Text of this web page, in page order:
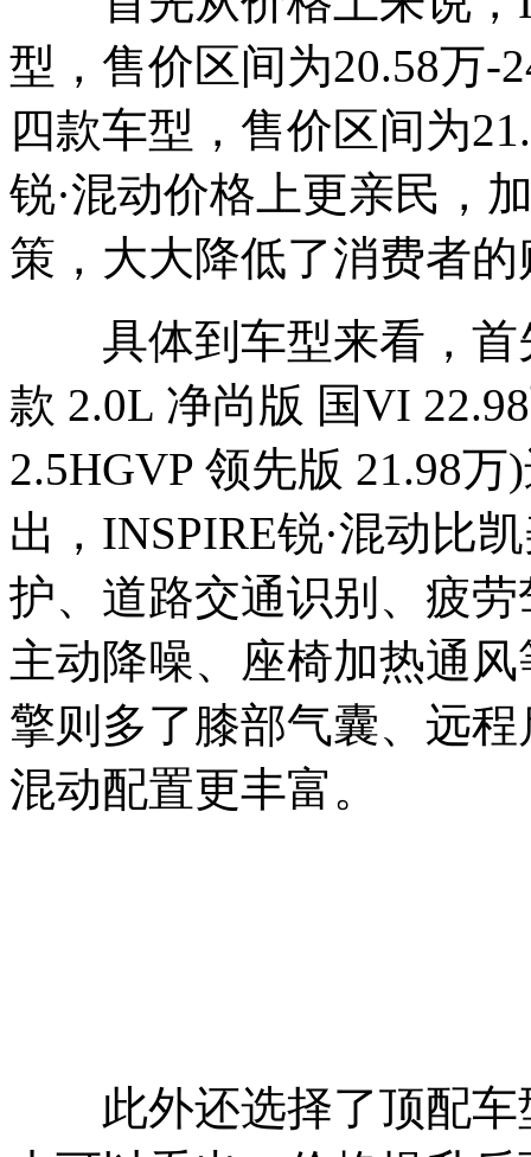
型，售价区间为20.58万-
四款车型，售价区间为
锐·混动价格上更亲民，
策，大大降低了消费者
具体到车型来看，首
款 2.0L 净尚版 国VI
2.5HGVP 领先版 21.98
出，INSPIRE锐·混动比
护、道路交通识别、疲
主动降噪、座椅加热通
擎则多了膝部气囊、远
混动配置更丰富。
此外还选择了顶配车